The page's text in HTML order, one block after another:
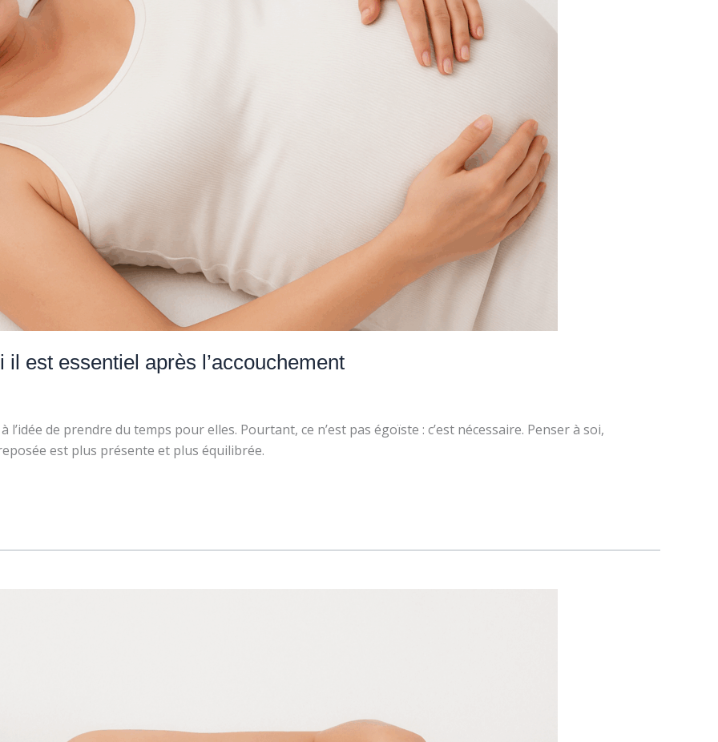
est essentiel après l’accouchement
de prendre du temps pour elles. Pourtant, ce n’est pas égoïste : c’est nécessaire. Penser à soi,
est plus présente et plus équilibrée.